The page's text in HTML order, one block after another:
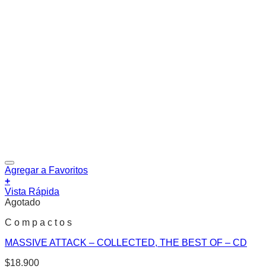
Agregar a Favoritos
+
Vista Rápida
Agotado
C o m p a c t o s
MASSIVE ATTACK – COLLECTED, THE BEST OF – CD
$18.900